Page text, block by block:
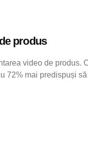
produs
video de produs.
72% mai predispuși